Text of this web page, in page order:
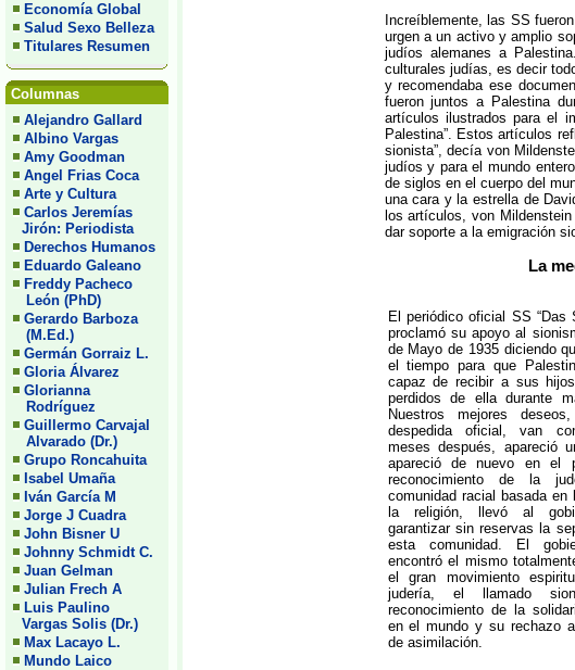
Economía Global
Salud Sexo Belleza
Titulares Resumen
Columnas
Alejandro Gallard
Albino Vargas
Amy Goodman
Angel Frias Coca
Arte y Cultura
Carlos Jeremías
Jirón: Periodista
Derechos Humanos
Eduardo Galeano
Freddy Pacheco
León (PhD)
Gerardo Barboza
(M.Ed.)
Germán Gorraiz L.
Gloria Álvarez
Glorianna
Rodríguez
Guillermo Carvajal
Alvarado (Dr.)
Grupo Roncahuita
Isabel Umaña
Iván García M
Jorge J Cuadra
John Bisner U
Johnny Schmidt C.
Juan Gelman
Julian Frech A
Luis Paulino
Vargas Solis (Dr.)
Max Lacayo L.
Mundo Laico
Increíblemente, las SS
urgen a un activo y amplio
judíos alemanes a
culturales judías, es decir
y recomendaba ese
fueron juntos a Palestina
artículos ilustrados para el
Palestina”. Estos artículos
sionista”, decía von
judíos y para el mundo
de siglos en el cuerpo del
una cara y la estrella de
los artículos, von
dar soporte a la emigración
La
El periódico oficial SS “Das
proclamó su apoyo al
de Mayo de 1935 diciendo
el tiempo para que
capaz de recibir a sus
perdidos de ella durante
Nuestros mejores
despedida oficial, van
meses después, apareció
apareció de nuevo en el
reconocimiento de la
comunidad racial basada en
la religión, llevó al
garantizar sin reservas la
esta comunidad. El
encontró el mismo
el gran movimiento
judería, el llamado
reconocimiento de la
en el mundo y su rechazo
de asimilación.